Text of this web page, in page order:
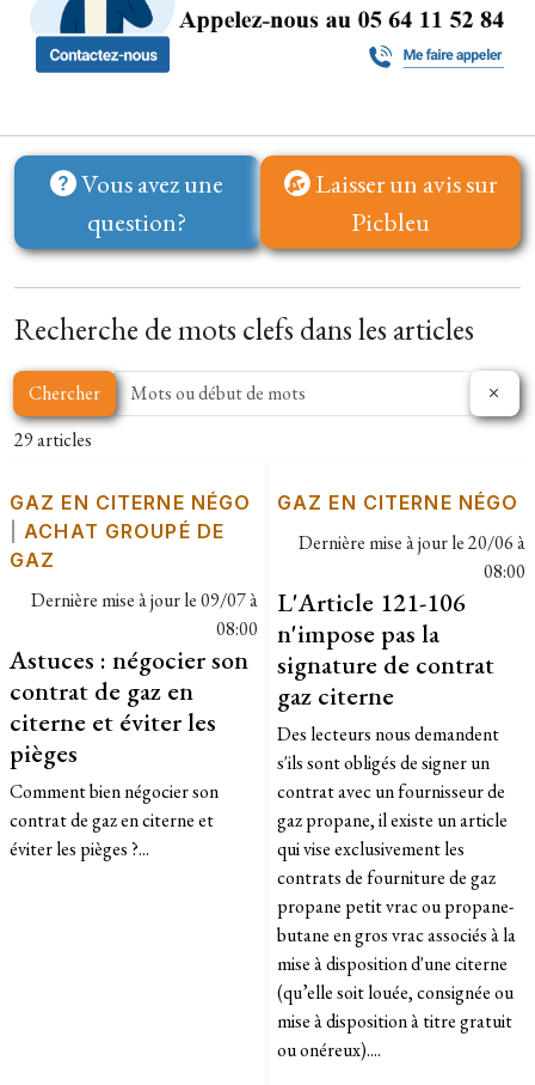
Vous avez une
question?
Laisser un avis sur
Picbleu
Recherche de mots clefs dans les articles
Chercher
29 articles
GAZ EN CITERNE NÉGO
|ACHAT GROUPÉ DE
GAZ
Dernière mise à jour le09/07 à
08:00
Astuces : négocier son
contrat de gaz en
citerne et éviter les
pièges
Comment bien négocier son
contrat de gaz en citerne et
éviter les pièges ?...
GAZ EN CITERNE NÉGO
Dernière mise à jour le20/06 à
08:00
L'Article 121-106
n'impose pas la
signature de contrat
gaz citerne
Des lecteurs nous demandent
s'ils sont obligés de signer un
contrat avec un fournisseur de
gaz propane, il existe un article
qui vise exclusivement les
contrats de fourniture de gaz
propane petit vrac ou propane-
butane en gros vrac associés à la
mise à disposition d'une citerne
(qu’elle soit louée, consignée ou
mise à disposition à titre gratuit
ou onéreux)....